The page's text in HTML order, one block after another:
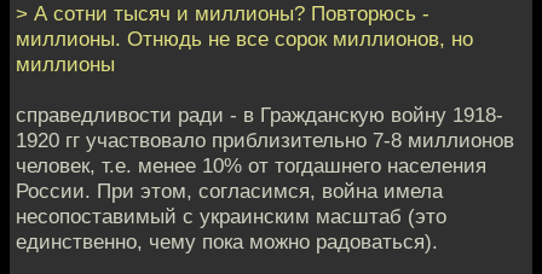
> А сотни тысяч и миллионы? Повторюсь -
миллионы. Отнюдь не все сорок миллионов, но
миллионы
справедливости ради - в Гражданскую войну 1918-
1920 гг участвовало приблизительно 7-8 миллионов
человек, т.е. менее 10% от тогдашнего населения
России. При этом, согласимся, война имела
несопоставимый с украинским масштаб (это
единственно, чему пока можно радоваться).